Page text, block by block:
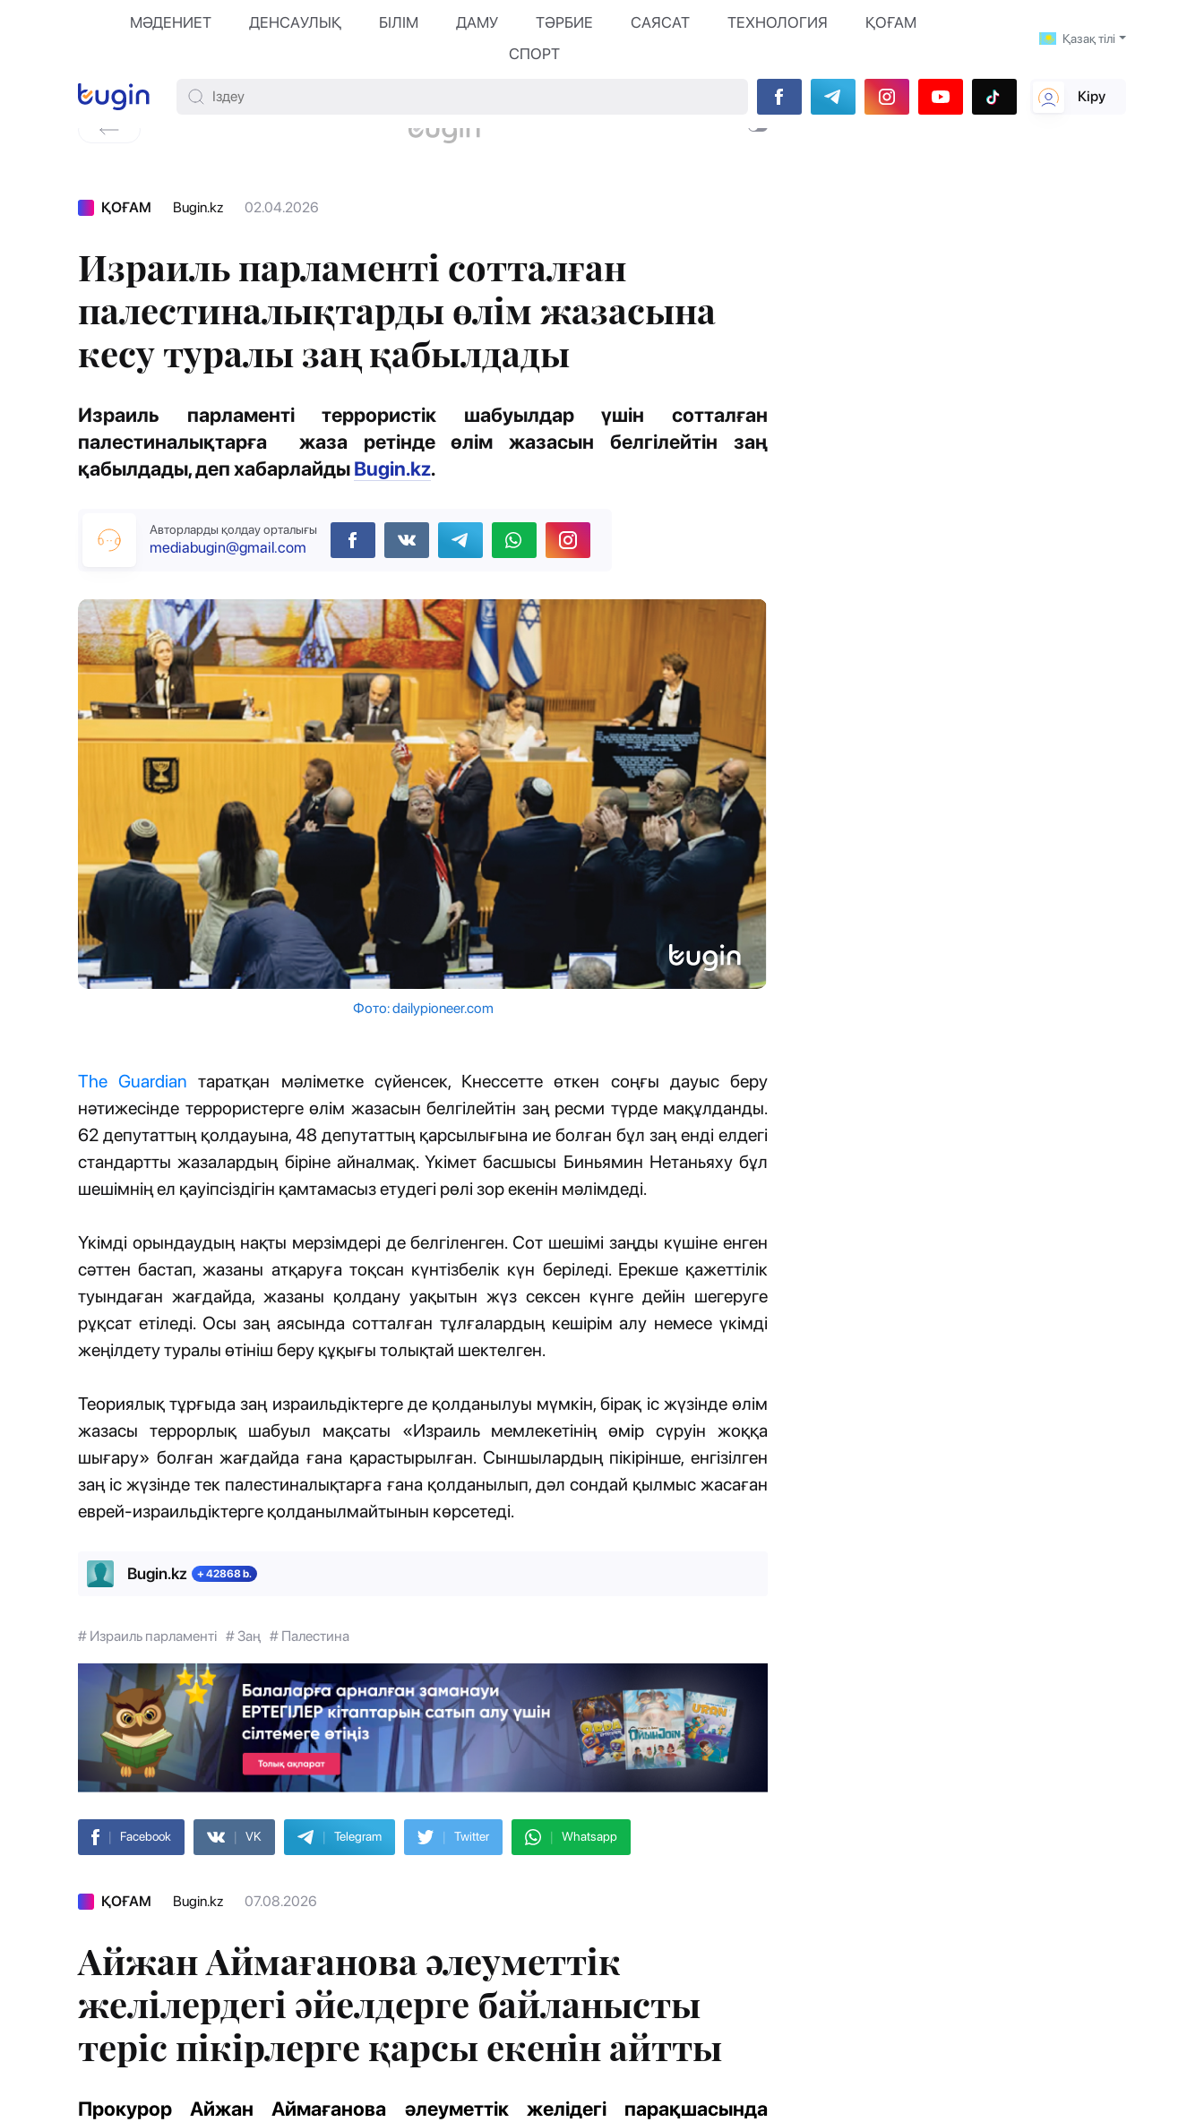
МӘДЕНИЕТ ДЕНСАУЛЫҚ БІЛІМ ДАМУ ТӘРБИЕ САЯСАТ ТЕХНОЛОГИЯ
ҚОҒАМ
СПОРТ
Қазақ тілі
Кіру
ҚОҒАМ Bugin.kz 02.04.2026
Израиль парламенті сотталған
палестиналықтарды өлім жазасына
кесу туралы заң қабылдады
Израиль парламенті террористік шабуылдар үшін сотталған
палестиналықтарға жаза ретінде өлім жазасын белгілейтін заң
қабылдады, деп хабарлайдыBugin.kz.
Авторларды қолдау орталығы
mediabugin@gmail.com
Фото: dailypioneer.com
The Guardian таратқан мәліметке сүйенсек, Кнессетте өткен соңғы дауыс беру
нәтижесінде террористерге өлім жазасын белгілейтін заң ресми түрде мақұлданды.
62 депутаттың қолдауына, 48 депутаттың қарсылығына ие болған бұл заң енді елдегі
стандартты жазалардың біріне айналмақ. Үкімет басшысы Биньямин Нетаньяху бұл
шешімнің ел қауіпсіздігін қамтамасыз етудегі рөлі зор екенін мәлімдеді.
Үкімді орындаудың нақты мерзімдері де белгіленген. Сот шешімі заңды күшіне енген
сәттен бастап, жазаны атқаруға тоқсан күнтізбелік күн беріледі. Ерекше қажеттілік
туындаған жағдайда, жазаны қолдану уақытын жүз сексен күнге дейін шегеруге
рұқсат етіледі. Осы заң аясында сотталған тұлғалардың кешірім алу немесе үкімді
жеңілдету туралы өтініш беру құқығы толықтай шектелген.
Теориялық тұрғыда заң израильдіктерге де қолданылуы мүмкін, бірақ іс жүзінде өлім
жазасы террорлық шабуыл мақсаты «Израиль мемлекетінің өмір сүруін жоққа
шығару» болған жағдайда ғана қарастырылған. Сыншылардың пікірінше, енгізілген
заң іс жүзінде тек палестиналықтарға ғана қолданылып, дәл сондай қылмыс жасаған
еврей-израильдіктерге қолданылмайтынын көрсетеді.
Bugin.kz + 42868 b.
# Израиль парламенті # Заң # Палестина
| Facebook | VK | Telegram | Twitter | Whatsapp
ҚОҒАМ Bugin.kz 07.08.2026
Айжан Аймағанова әлеуметтік
желілердегі әйелдерге байланысты
теріс пікірлерге қарсы екенін айтты
Прокурор Айжан Аймағанова әлеуметтік желідегі парақшасында